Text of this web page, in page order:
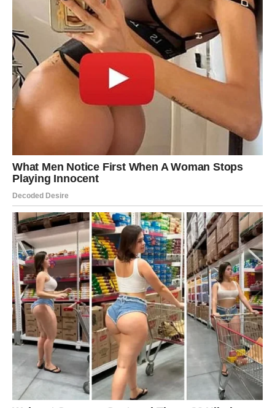
Za slobodne
Moguć je veoma uzbudljiv susret.
Za zauzete
Romantika ponovo ulazi u odnos.
Srce vam donosi lijepe vijesti
Pred vama su romantični trenuci.
DJEVICA
Vrijeme je da prestanete analizirati svaku emociju.
Ljubav dolazi onda kada joj dozvolite da uđe.
Za slobodne
Neko vas može ugodno iznenaditi.
Za zauzete
Razumijevanje i nježnost jačaju odnos.